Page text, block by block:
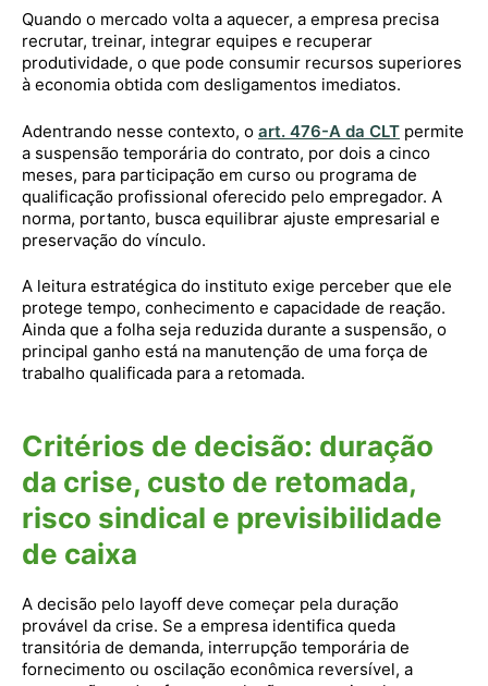
Quando o mercado volta a aquecer, a empresa precisa
recrutar, treinar, integrar equipes e recuperar
produtividade, o que pode consumir recursos superiores
à economia obtida com desligamentos imediatos.
Adentrando nesse contexto, o art. 476-A da CLT permite
a suspensão temporária do contrato, por dois a cinco
meses, para participação em curso ou programa de
qualificação profissional oferecido pelo empregador. A
norma, portanto, busca equilibrar ajuste empresarial e
preservação do vínculo.
A leitura estratégica do instituto exige perceber que ele
protege tempo, conhecimento e capacidade de reação.
Ainda que a folha seja reduzida durante a suspensão, o
principal ganho está na manutenção de uma força de
trabalho qualificada para a retomada.
Critérios de decisão: duração
da crise, custo de retomada,
risco sindical e previsibilidade
de caixa
A decisão pelo layoff deve começar pela duração
provável da crise. Se a empresa identifica queda
transitória de demanda, interrupção temporária de
fornecimento ou oscilação econômica reversível, a